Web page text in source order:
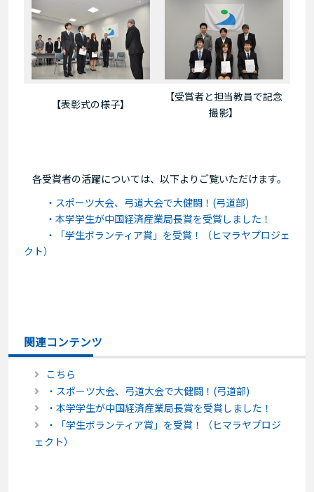
【表彰式の様子】
【受賞者と担当教員で記念
撮影】
各受賞者の活躍については、以下よりご覧いただけます。
・スポーツ大会、弓道大会で大健闘！(弓道部)
・本学学生が中国経済産業局長賞を受賞しました！
・「学生ボランティア賞」を受賞！（ヒマラヤプロジェ
クト）
関連コンテンツ
こちら
・スポーツ大会、弓道大会で大健闘！(弓道部)
・本学学生が中国経済産業局長賞を受賞しました！
・「学生ボランティア賞」を受賞！（ヒマラヤプロジ
ェクト）